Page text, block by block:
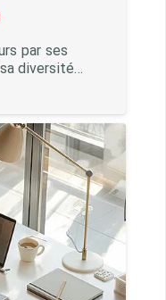
par ses
diversité…